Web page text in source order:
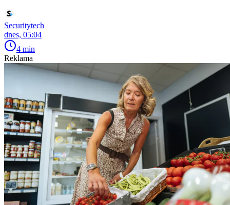
Securitytech
dnes, 05:04
4 min
Reklama